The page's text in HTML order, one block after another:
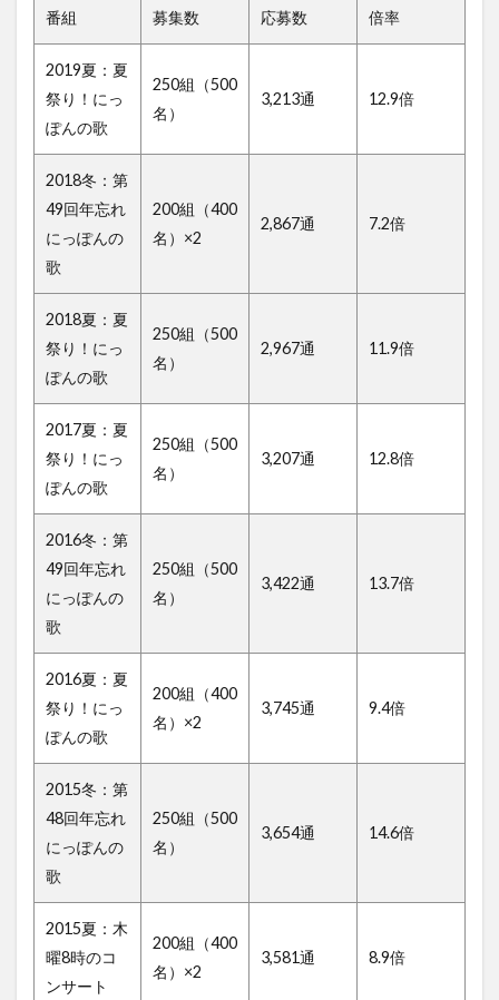
番組 募集数 応募数 倍率
2019夏：夏
祭り！にっ
ぽんの歌
250組（500
名）
3,213通 12.9倍
2018冬：第
49回年忘れ
にっぽんの
歌
200組（400
名）×2
2,867通 7.2倍
2018夏：夏
祭り！にっ
ぽんの歌
250組（500
名）
2,967通 11.9倍
2017夏：夏
祭り！にっ
ぽんの歌
250組（500
名）
3,207通 12.8倍
2016冬：第
49回年忘れ
にっぽんの
歌
250組（500
名）
3,422通 13.7倍
2016夏：夏
祭り！にっ
ぽんの歌
200組（400
名）×2
3,745通 9.4倍
2015冬：第
48回年忘れ
にっぽんの
歌
250組（500
名）
3,654通 14.6倍
2015夏：木
曜8時のコ
ンサート
200組（400
名）×2
3,581通 8.9倍